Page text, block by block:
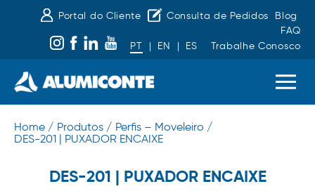
Portal do Cliente Consulta de Pedidos
Blog
FAQ
PT
| EN | ES Trabalhe Conosco
Home / Produtos / Perfis – Moveleiro /
DES-201 | PUXADOR ENCAIXE
DES-201 | PUXADOR ENCAIXE